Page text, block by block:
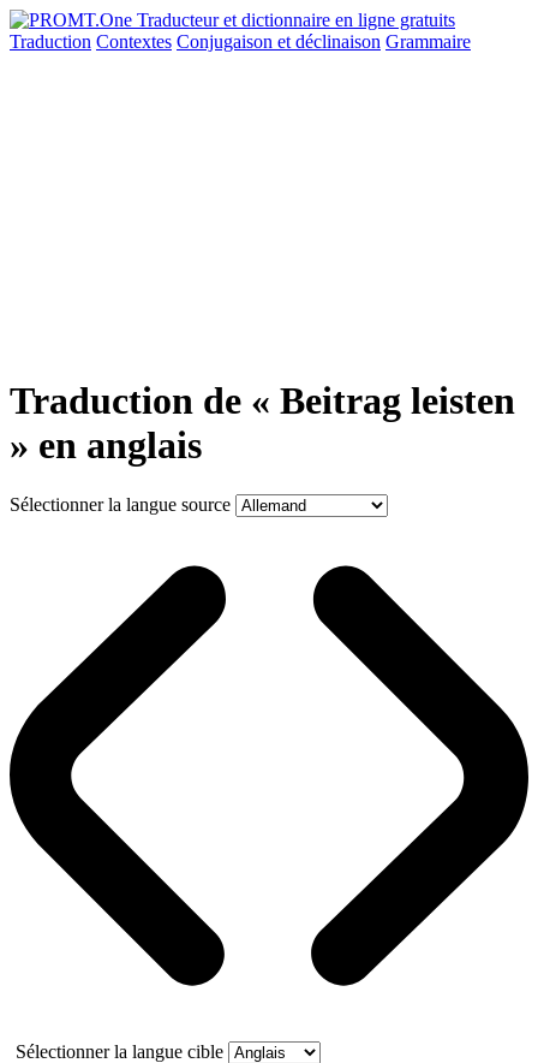
Traduction Contextes Conjugaison et déclinaison Grammaire
Traduction de « Beitrag leisten
» en anglais
Sélectionner la langue source
Sélectionner la langue cible